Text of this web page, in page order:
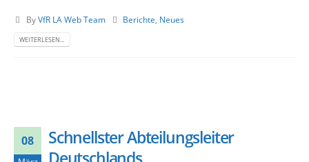
ByVfR LA Web Team Berichte Neues
WEITERLESEN...
08
Schnellster Abteilungsleiter